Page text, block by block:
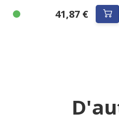
41,87 €